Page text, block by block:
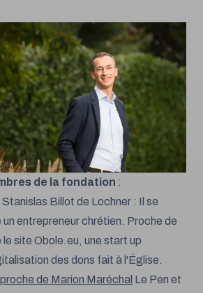
de la fondation :
Stanislas Billot de Lochner : Il se
entrepreneur chrétien. Proche de
le site Obole.eu, une start up
des dons fait à l'Église.
proche de Marion Maréchal Le Pen et